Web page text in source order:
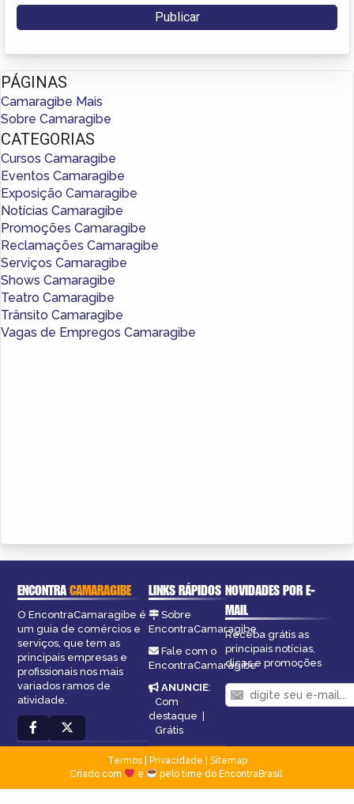
PÁGINAS
Camaragibe Mais
Sobre Camaragibe
CATEGORIAS
Cursos Camaragibe
Eventos Camaragibe
Exposição Camaragibe
Notícias Camaragibe
Promoções Camaragibe
Reclamações Camaragibe
Serviços Camaragibe
Shows Camaragibe
Teatro Camaragibe
Trânsito Camaragibe
Vagas de Empregos Camaragibe
ENCONTRACAMARAGIBE
O EncontraCamaragibe é
um guia de comércios e
serviços, que tem as
principais empresas e
profissionais nos mais
variados ramos de
atividade.
LINKS RÁPIDOS
Sobre
EncontraCamaragibe
Fale com o
EncontraCamaragibe
ANUNCIE:
Com
destaque
Grátis
NOVIDADES POR E-
MAIL
Receba grátis as
principais notícias,
dicas e promoções
Termos| Privacidade
Sitemap
Criado com
e pelo time do EncontraBrasil